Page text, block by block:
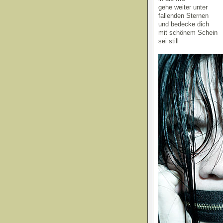
gehe weiter unter
fallenden Sternen
und bedecke dich
mit schönem Schein
sei still